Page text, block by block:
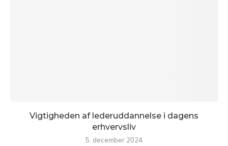
Vigtigheden af lederuddannelse i dagens
erhvervsliv
5. december 2024